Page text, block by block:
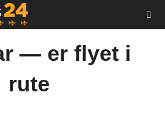
— er flyet i
rute